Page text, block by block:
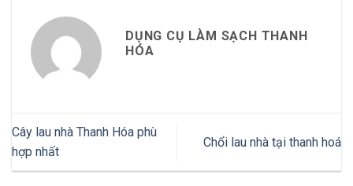
DỤNG CỤ LÀM SẠCH THANH
HÓA
Cây lau nhà Thanh Hóa phù
hợp nhất
Chổi lau nhà tại thanh hoá